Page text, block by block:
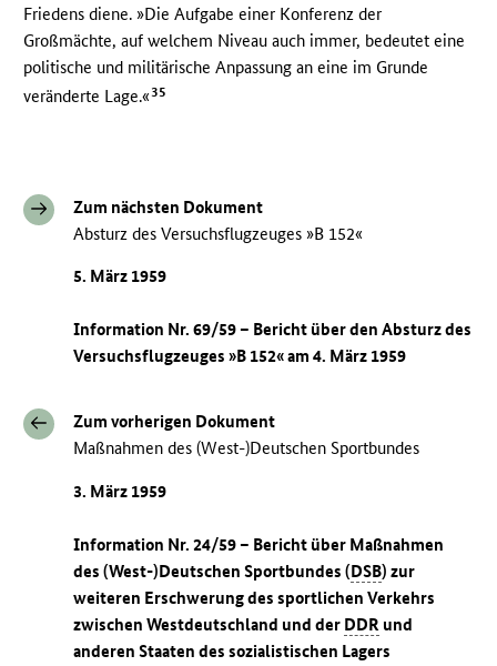
Friedens diene. »Die Aufgabe einer Konferenz der
Großmächte, auf welchem Niveau auch immer, bedeutet eine
politische und militärische Anpassung an eine im Grunde
veränderte Lage.«35
Zum nächsten Dokument
Absturz des Versuchsflugzeuges »B 152«
5. März 1959
Information Nr. 69/59 – Bericht über den Absturz des
Versuchsflugzeuges »B 152« am 4. März 1959
Zum vorherigen Dokument
Maßnahmen des (West-)Deutschen Sportbundes
3. März 1959
Information Nr. 24/59 – Bericht über Maßnahmen
des (West-)Deutschen Sportbundes (DSB) zur
weiteren Erschwerung des sportlichen Verkehrs
zwischen Westdeutschland und der DDR und
anderen Staaten des sozialistischen Lagers